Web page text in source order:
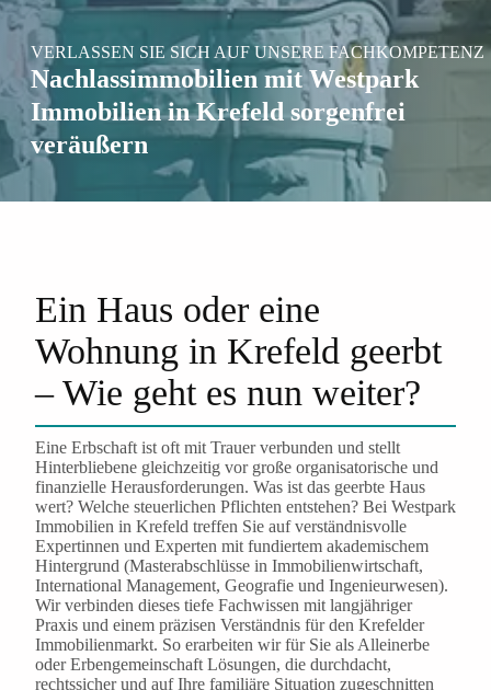
VERLASSEN SIE SICH AUF UNSERE FACHKOMPETENZ
Nachlassimmobilien mit Westpark
Immobilien in Krefeld sorgenfrei
veräußern
Ein Haus oder eine
Wohnung in Krefeld geerbt
– Wie geht es nun weiter?
Eine Erbschaft ist oft mit Trauer verbunden und stellt
Hinterbliebene gleichzeitig vor große organisatorische und
finanzielle Herausforderungen. Was ist das geerbte Haus
wert? Welche steuerlichen Pflichten entstehen? Bei Westpark
Immobilien in Krefeld treffen Sie auf verständnisvolle
Expertinnen und Experten mit fundiertem akademischem
Hintergrund (Masterabschlüsse in Immobilienwirtschaft,
International Management, Geografie und Ingenieurwesen).
Wir verbinden dieses tiefe Fachwissen mit langjähriger
Praxis und einem präzisen Verständnis für den Krefelder
Immobilienmarkt. So erarbeiten wir für Sie als Alleinerbe
oder Erbengemeinschaft Lösungen, die durchdacht,
rechtssicher und auf Ihre familiäre Situation zugeschnitten